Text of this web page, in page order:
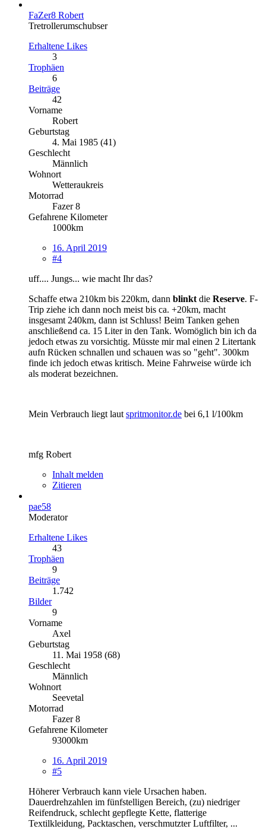
FaZer8 Robert
Tretrollerumschubser
Erhaltene Likes
3
Trophäen
6
Beiträge
42
Vorname
Robert
Geburtstag
4. Mai 1985 (41)
Geschlecht
Männlich
Wohnort
Wetteraukreis
Motorrad
Fazer 8
Gefahrene Kilometer
1000km
16. April 2019
#4
uff.... Jungs... wie macht Ihr das?
Schaffe etwa 210km bis 220km, dann blinkt die Reserve. F-
Trip ziehe ich dann noch meist bis ca. +20km, macht
insgesamt 240km, dann ist Schluss! Beim Tanken gehen
anschließend ca. 15 Liter in den Tank. Womöglich bin ich da
jedoch etwas zu vorsichtig. Müsste mir mal einen 2 Litertank
aufn Rücken schnallen und schauen was so "geht". 300km
finde ich jedoch etwas kritisch. Meine Fahrweise würde ich
als moderat bezeichnen.
Mein Verbrauch liegt laut spritmonitor.de bei 6,1 l/100km
mfg Robert
Inhalt melden
Zitieren
pae58
Moderator
Erhaltene Likes
43
Trophäen
9
Beiträge
1.742
Bilder
9
Vorname
Axel
Geburtstag
11. Mai 1958 (68)
Geschlecht
Männlich
Wohnort
Seevetal
Motorrad
Fazer 8
Gefahrene Kilometer
93000km
16. April 2019
#5
Höherer Verbrauch kann viele Ursachen haben.
Dauerdrehzahlen im fünfstelligen Bereich, (zu) niedriger
Reifendruck, schlecht gepflegte Kette, flatterige
Textilkleidung, Packtaschen, verschmutzter Luftfilter, ...